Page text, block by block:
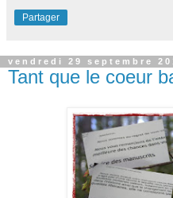
Partager
vendredi 29 septembre
Tant que le coeur